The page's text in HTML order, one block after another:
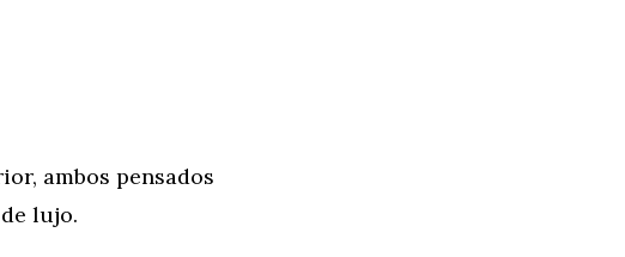
ambos pensados
lujo.